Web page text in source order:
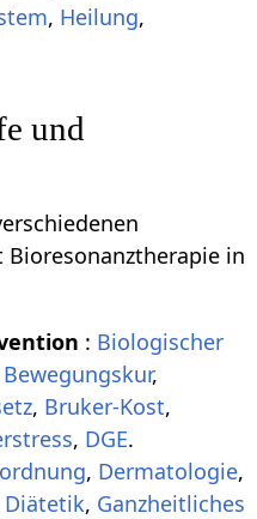
, Heilung,
und
in
: Biologischer
Bewegungskur,
, Bruker-Kost,
, DGE.
, Dermatologie,
Diätetik, Ganzheitliches